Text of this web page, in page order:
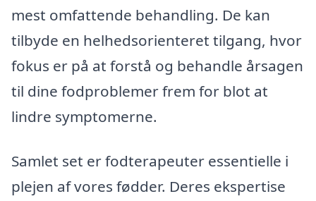
mest omfattende behandling. De kan
tilbyde en helhedsorienteret tilgang, hvor
fokus er på at forstå og behandle årsagen
til dine fodproblemer frem for blot at
lindre symptomerne.
Samlet set er fodterapeuter essentielle i
plejen af vores fødder. Deres ekspertise